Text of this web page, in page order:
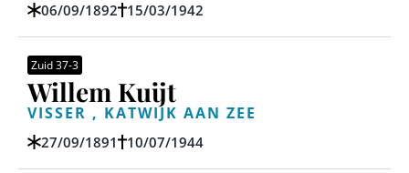
06/09/1892 15/03/1942
Zuid 37-3
Willem Kuijt
VISSER , KATWIJK AAN ZEE
27/09/1891 10/07/1944